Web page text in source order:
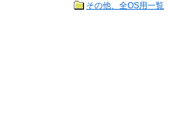
その他、全OS用一覧